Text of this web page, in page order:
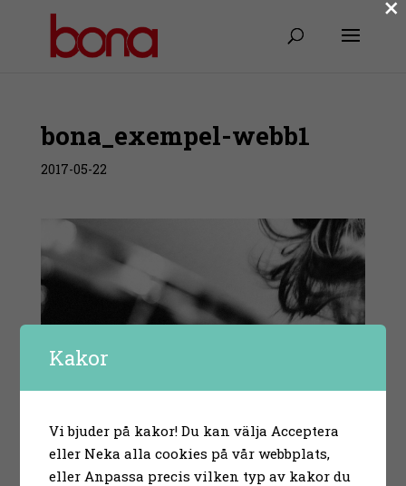
bona_exempel-webb1
2017-05-22
Kakor
Vi bjuder på kakor! Du kan välja Acceptera
eller Neka alla cookies på vår webbplats,
eller Anpassa precis vilken typ av kakor du